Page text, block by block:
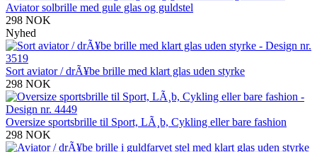
Aviator solbrille med gule glas og guldstel
298 NOK
Nyhed
Sort aviator / drÃ¥be brille med klart glas uden styrke
298 NOK
Oversize sportsbrille til Sport, LÃ¸b, Cykling eller bare fashion
298 NOK